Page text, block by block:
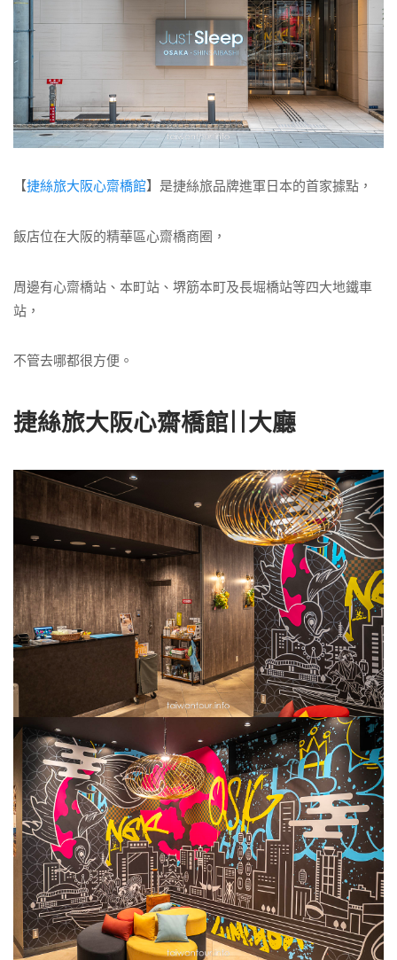
【捷絲旅大阪心齋橋館】是捷絲旅品牌進軍日本的首家據點，
飯店位在大阪的精華區心齋橋商圈，
周邊有心齋橋站、本町站、堺筋本町及長堀橋站等四大地鐵車
站，
不管去哪都很方便。
捷絲旅大阪心齋橋館||大廳